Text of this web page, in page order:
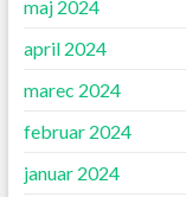
maj 2024
april 2024
marec 2024
februar 2024
januar 2024